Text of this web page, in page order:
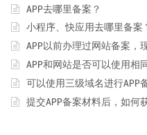
APP去哪里备案？
小程序、快应用去哪里备案
APP以前办理过网站备案，
APP和网站是否可以使用相
可以使用三级域名进行APP
提交APP备案材料后，如何